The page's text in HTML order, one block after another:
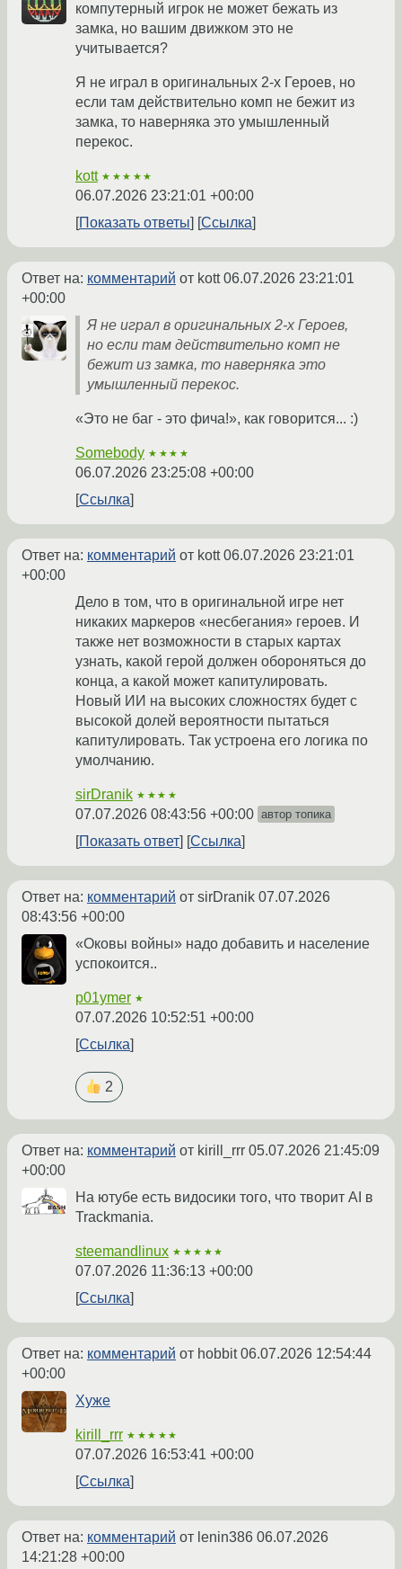
компутерный игрок не может бежать из
замка, но вашим движком это не
учитывается?
Я не играл в оригинальных 2-х Героев, но
если там действительно комп не бежит из
замка, то наверняка это умышленный
перекос.
kott ★★★★★
06.07.2026 23:21:01 +00:00
Показать ответы
Ссылка
Ответ на: комментарий от kott06.07.2026 23:21:01
+00:00
Я не играл в оригинальных 2-х Героев,
но если там действительно комп не
бежит из замка, то наверняка это
умышленный перекос.
«Это не баг - это фича!», как говорится... :)
Somebody ★★★★
06.07.2026 23:25:08 +00:00
Ссылка
Ответ на: комментарий от kott06.07.2026 23:21:01
+00:00
Дело в том, что в оригинальной игре нет
никаких маркеров «несбегания» героев. И
также нет возможности в старых картах
узнать, какой герой должен обороняться до
конца, а какой может капитулировать.
Новый ИИ на высоких сложностях будет с
высокой долей вероятности пытаться
капитулировать. Так устроена его логика по
умолчанию.
sirDranik ★★★★
07.07.2026 08:43:56 +00:00 автор топика
Показать ответ Ссылка
Ответ на: комментарий от sirDranik 07.07.2026
08:43:56 +00:00
«Оковы войны» надо добавить и население
успокоится..
p01ymer ★
07.07.2026 10:52:51 +00:00
Ссылка
2
Ответ на: комментарий от kirill_rrr 05.07.2026 21:45:09
+00:00
На ютубе есть видосики того, что творит AI в
Trackmania.
steemandlinux ★★★★★
07.07.2026 11:36:13 +00:00
Ссылка
Ответ на: комментарий от hobbit06.07.2026 12:54:44
+00:00
Хуже
kirill_rrr ★★★★★
07.07.2026 16:53:41 +00:00
Ссылка
Ответ на: комментарий от lenin386 06.07.2026
14:21:28 +00:00